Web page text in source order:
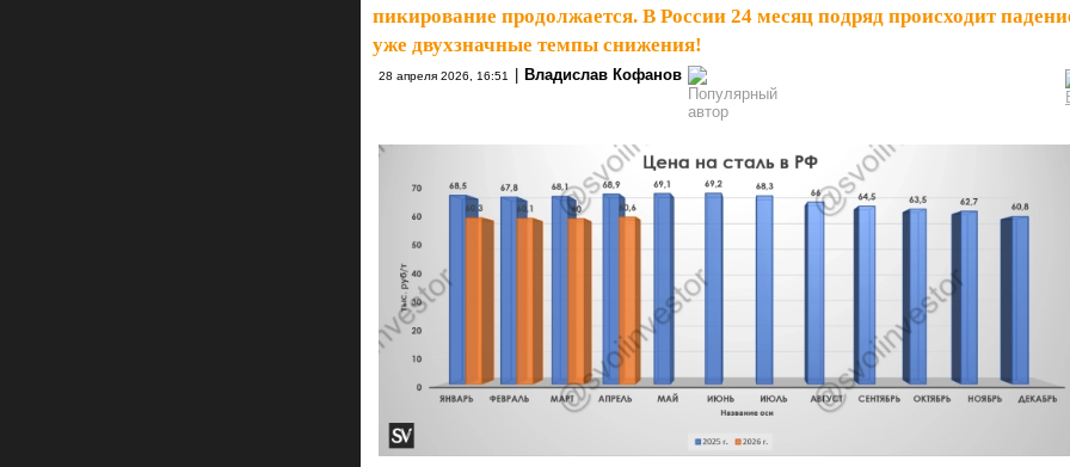
пикирование продолжается. В России 24 месяц подряд происходит
уже двухзначные темпы снижения!
28 апреля 2026, 16:51 | Владислав Кофанов